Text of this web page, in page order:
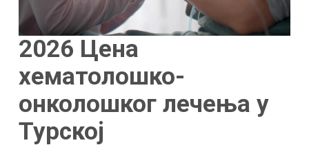
2026 Цена
хематолошко-
онколошког лечења у
Турској